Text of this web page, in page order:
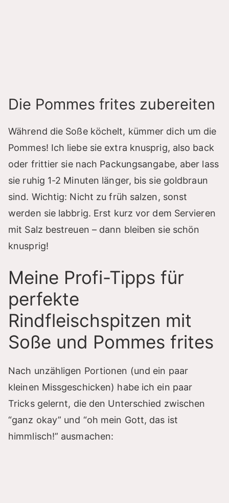
Die Pommes frites zubereiten
Während die Soße köchelt, kümmer dich um die
Pommes! Ich liebe sie extra knusprig, also back
oder frittier sie nach Packungsangabe, aber lass
sie ruhig 1-2 Minuten länger, bis sie goldbraun
sind. Wichtig: Nicht zu früh salzen, sonst
werden sie labbrig. Erst kurz vor dem Servieren
mit Salz bestreuen – dann bleiben sie schön
knusprig!
Meine Profi-Tipps für
perfekte
Rindfleischspitzen mit
Soße und Pommes frites
Nach unzähligen Portionen (und ein paar
kleinen Missgeschicken) habe ich ein paar
Tricks gelernt, die den Unterschied zwischen
“ganz okay” und “oh mein Gott, das ist
himmlisch!” ausmachen: